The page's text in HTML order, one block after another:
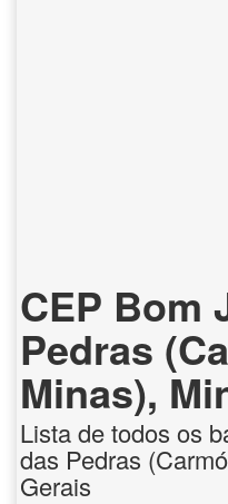
CEP Bom
Pedras
Minas),
Lista de todos os
das Pedras
Gerais